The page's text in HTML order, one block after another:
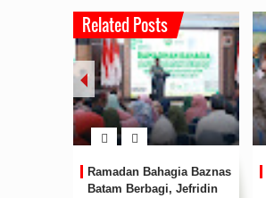
Related Posts
Ramadan Bahagia Baznas
Batam Berbagi, Jefridin